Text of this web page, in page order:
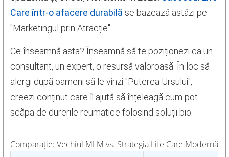
Care într-o afacere durabilă se bazează astăzi pe
"Marketingul prin Atracție".
Ce înseamnă asta? Înseamnă să te poziționezi ca un
consultant, un expert, o resursă valoroasă. În loc să
alergi după oameni să le vinzi "Puterea Ursului",
creezi conținut care îi ajută să înțeleagă cum pot
scăpa de durerile reumatice folosind soluții bio.
Comparație: Vechiul MLM vs. Strategia Life Care Modernă